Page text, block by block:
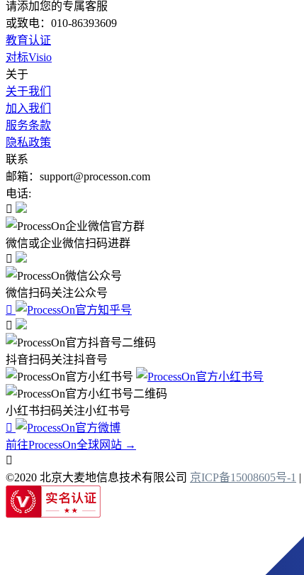
请添加您的专属客服
或致电：010-86393609
教育认证
对标Visio
关于
关于我们
加入我们
服务条款
隐私政策
联系
邮箱：support@processon.com
电话:

微信或企业微信扫码进群

微信扫码关注公众号


抖音扫码关注抖音号
小红书扫码关注小红书号

前往ProcessOn全球网站 →

©2020 北京大麦地信息技术有限公司 京ICP备15008605号-1 |